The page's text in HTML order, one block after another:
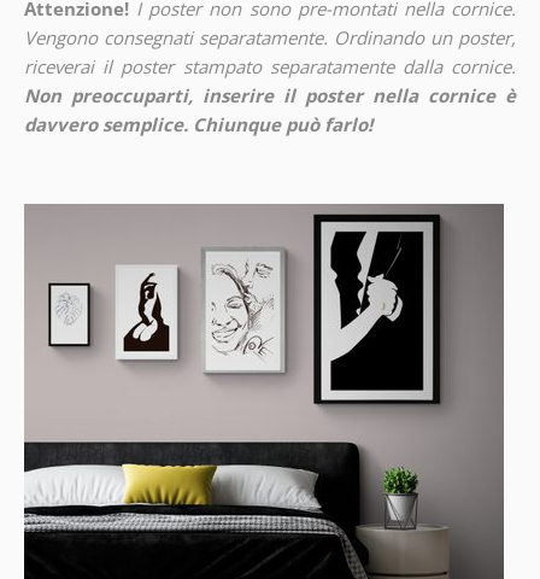
Attenzione! I poster non sono pre-montati nella cornice.
Vengono consegnati separatamente. Ordinando un poster,
riceverai il poster stampato separatamente dalla cornice.
Non preoccuparti, inserire il poster nella cornice è
davvero semplice. Chiunque può farlo!